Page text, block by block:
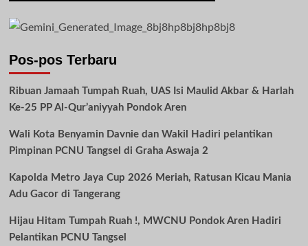
Pos-pos Terbaru
Ribuan Jamaah Tumpah Ruah, UAS Isi Maulid Akbar & Harlah
Ke-25 PP Al-Qur’aniyyah Pondok Aren
Wali Kota Benyamin Davnie dan Wakil Hadiri pelantikan
Pimpinan PCNU Tangsel di Graha Aswaja 2
Kapolda Metro Jaya Cup 2026 Meriah, Ratusan Kicau Mania
Adu Gacor di Tangerang
Hijau Hitam Tumpah Ruah !, MWCNU Pondok Aren Hadiri
Pelantikan PCNU Tangsel